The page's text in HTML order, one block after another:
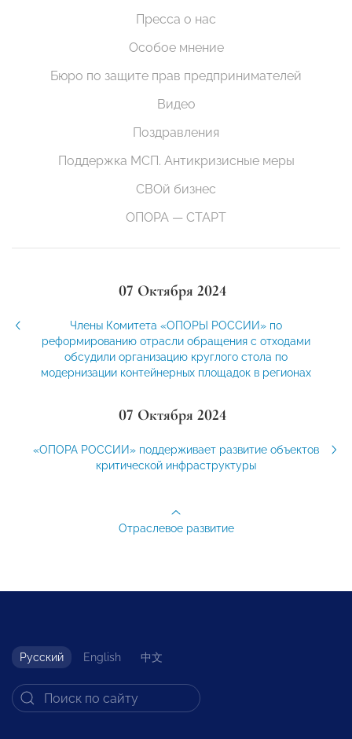
Пресса о нас
Особое мнение
Бюро по защите прав предпринимателей
Видео
Поздравления
Поддержка МСП. Антикризисные меры
СВОй бизнес
ОПОРА — СТАРТ
07 Октября 2024
Члены Комитета «ОПОРЫ РОССИИ» по
реформированию отрасли обращения с отходами
обсудили организацию круглого стола по
модернизации контейнерных площадок в регионах
07 Октября 2024
«ОПОРА РОССИИ» поддерживает развитие объектов
критической инфраструктуры
Отраслевое развитие
Русский English 中文